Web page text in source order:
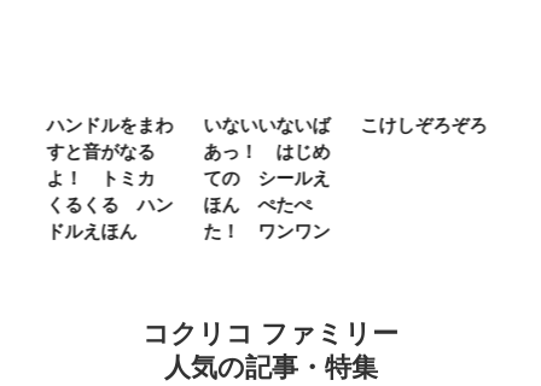
ハンドルをまわ
すと音がなる
よ！ トミカ
くるくる ハン
ドルえほん
いないいないば
あっ！ はじめ
ての シールえ
ほん ぺたぺ
た！ ワンワン
こけしぞろぞろ
コクリコ ファミリー
人気の記事・特集